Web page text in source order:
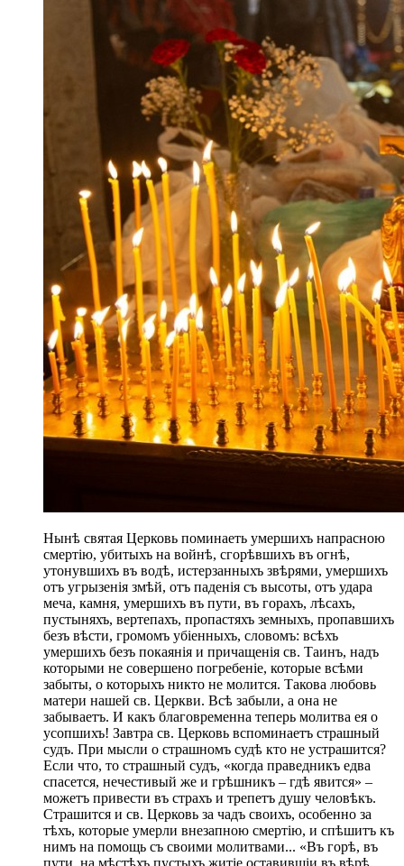
Нынѣ святая Церковь поминаеть умершихъ напрасною
смертію, убитыхъ на войнѣ, сгорѣвшихъ въ огнѣ,
утонувшихъ въ водѣ, истерзанныхъ звѣрями, умершихъ
отъ угрызенія змѣй, отъ паденія съ высоты, отъ удара
меча, камня, умершихъ въ пути, въ горахъ, лѣсахъ,
пустыняхъ, вертепахъ, пропастяхъ земныхъ, пропавшихъ
безъ вѣсти, громомъ убіенныхъ, словомъ: всѣхъ
умершихъ безъ покаянія и причащенія св. Таинъ, надъ
которыми не совершено погребеніе, которые всѣми
забыты, о которыхъ никто не молится. Такова любовь
матери нашей св. Церкви. Всѣ забыли, а она не
забываетъ. И какъ благовременна теперь молитва ея о
усопшихъ! Завтра св. Церковь вспоминаетъ страшный
судъ. При мысли о страшномъ судѣ кто не устрашится?
Если что, то страшный судъ, «когда праведникъ едва
спасется, нечестивый же и грѣшникъ – гдѣ явится» –
можетъ привести въ страхъ и трепетъ душу человѣкъ.
Страшится и св. Церковь за чадъ своихъ, особенно за
тѣхъ, которые умерли внезапною смертію, и спѣшитъ къ
нимъ на помощь съ своими молитвами... «Въ горѣ, въ
пути, на мѣстѣхъ пустыхъ житіе оставившіи въ вѣрѣ,